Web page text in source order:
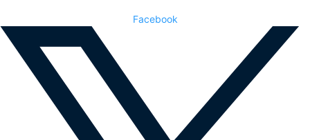
Facebook